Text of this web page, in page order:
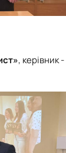
, керівник -